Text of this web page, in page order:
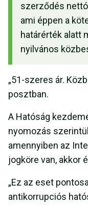
szerződés
ami éppen a
határérték alatt
nyilvános
„51-szeres ár.
posztban.
A Hatóság
nyomozás
amennyiben az
jogköre van, akkor
„Ez az eset
antikorrupciós